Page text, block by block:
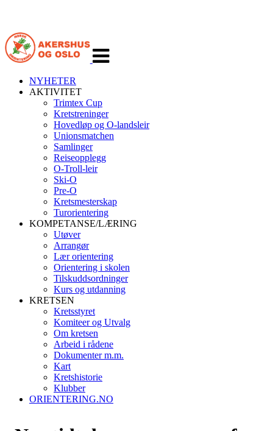
navigasjon
NYHETER
AKTIVITET
Trimtex Cup
Kretstreninger
Hovedløp og O-landsleir
Unionsmatchen
Samlinger
Reiseopplegg
O-Troll-leir
Ski-O
Pre-O
Kretsmesterskap
Turorientering
KOMPETANSE/LÆRING
Utøver
Arrangør
Lær orientering
Orientering i skolen
Tilskuddsordninger
Kurs og utdanning
KRETSEN
Kretsstyret
Komiteer og Utvalg
Om kretsen
Arbeid i rådene
Dokumenter m.m.
Kart
Kretshistorie
Klubber
ORIENTERING.NO